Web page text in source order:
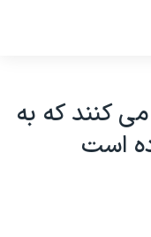
کنند که به
است